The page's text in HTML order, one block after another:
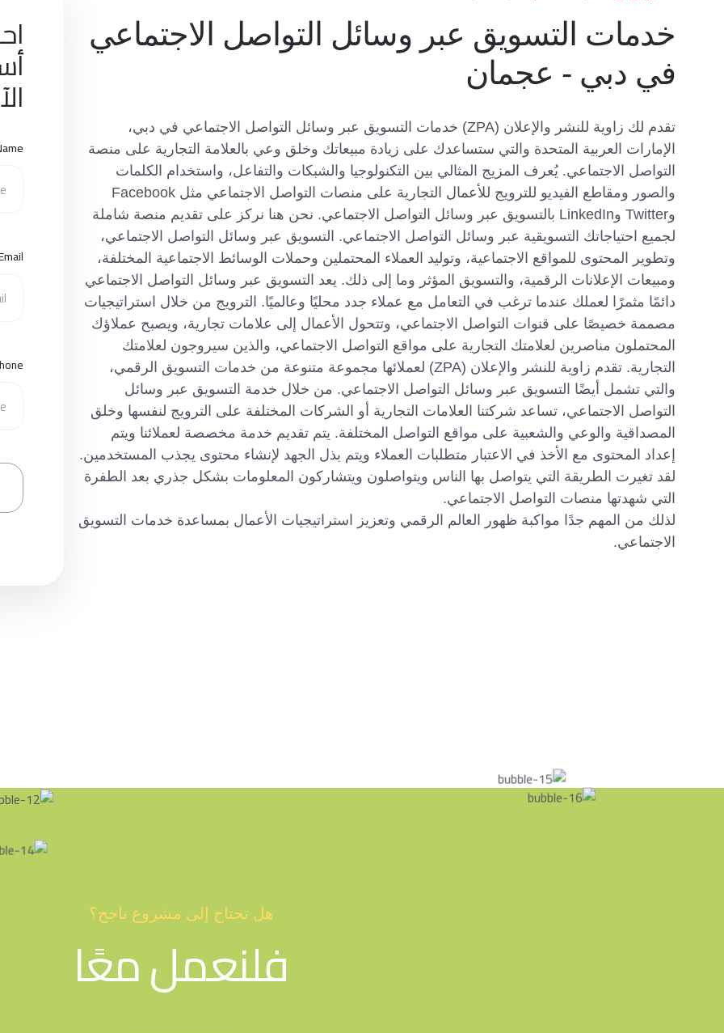
خدمات التسويق عبر وسائل التواصل الاجتماعي
في دبي - عجمان
تقدم لك زاوية للنشر والإعلان (ZPA) خدمات التسويق عبر وسائل التواصل الاجتماعي في دبي،
الإمارات العربية المتحدة والتي ستساعدك على زيادة مبيعاتك وخلق وعي بالعلامة التجارية على منصة
التواصل الاجتماعي. يُعرف المزيج المثالي بين التكنولوجيا والشبكات والتفاعل، واستخدام الكلمات
والصور ومقاطع الفيديو للترويج للأعمال التجارية على منصات التواصل الاجتماعي مثل Facebook
وTwitter وLinkedIn بالتسويق عبر وسائل التواصل الاجتماعي. نحن هنا نركز على تقديم منصة شاملة
لجميع احتياجاتك التسويقية عبر وسائل التواصل الاجتماعي. التسويق عبر وسائل التواصل الاجتماعي،
وتطوير المحتوى للمواقع الاجتماعية، وتوليد العملاء المحتملين وحملات الوسائط الاجتماعية المختلفة،
ومبيعات الإعلانات الرقمية، والتسويق المؤثر وما إلى ذلك. يعد التسويق عبر وسائل التواصل الاجتماعي
دائمًا مثمرًا لعملك عندما ترغب في التعامل مع عملاء جدد محليًا وعالميًا. الترويج من خلال استراتيجيات
مصممة خصيصًا على قنوات التواصل الاجتماعي، وتتحول الأعمال إلى علامات تجارية، ويصبح عملاؤك
المحتملون مناصرين لعلامتك التجارية على مواقع التواصل الاجتماعي، والذين سيروجون لعلامتك
التجارية. تقدم زاوية للنشر والإعلان (ZPA) لعملائها مجموعة متنوعة من خدمات التسويق الرقمي،
والتي تشمل أيضًا التسويق عبر وسائل التواصل الاجتماعي. من خلال خدمة التسويق عبر وسائل
التواصل الاجتماعي، تساعد شركتنا العلامات التجارية أو الشركات المختلفة على الترويج لنفسها وخلق
المصداقية والوعي والشعبية على مواقع التواصل المختلفة. يتم تقديم خدمة مخصصة لعملائنا ويتم
إعداد المحتوى مع الأخذ في الاعتبار متطلبات العملاء ويتم بذل الجهد لإنشاء محتوى يجذب المستخدمين.
لقد تغيرت الطريقة التي يتواصل بها الناس ويتواصلون ويتشاركون المعلومات بشكل جذري بعد الطفرة
التي شهدتها منصات التواصل الاجتماعي.
لذلك من المهم جدًا مواكبة ظهور العالم الرقمي وتعزيز استراتيجيات الأعمال بمساعدة خدمات التسويق
الاجتماعي.
هل تحتاج إلى مشروع ناجح؟
فلنعمل معًا